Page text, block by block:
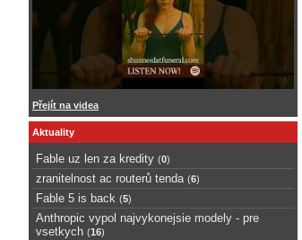
Přejít na videa
Aktuality
Fable uz len za kredity (0)
zranitelnost ac routerů tenda (6)
Fable 5 is back (5)
Anthropic vypol najvykonejsie modely - pre
vsetkych (16)